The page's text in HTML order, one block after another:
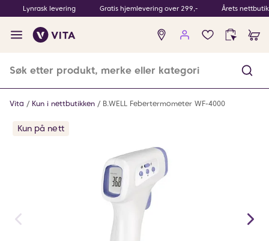
Lynrask levering Gratis hjemlevering over 299,- Årets
Ingen
produkter
Vita Kun i nettbutikken B.WELL Febertermometer WF-4000
Kun på nett